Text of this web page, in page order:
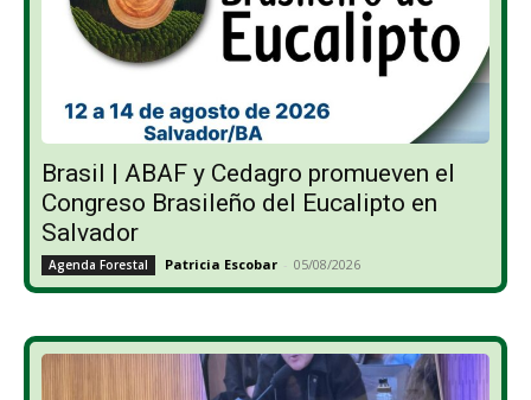
Brasil | ABAF y Cedagro promueven el
Congreso Brasileño del Eucalipto en
Salvador
Agenda Forestal Patricia Escobar - 05/08/2026